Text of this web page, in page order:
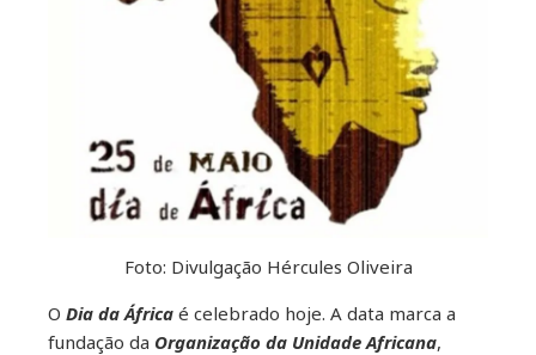
Foto: Divulgação Hércules Oliveira
O Dia da África é celebrado hoje. A data marca a
fundação da Organização da Unidade Africana,